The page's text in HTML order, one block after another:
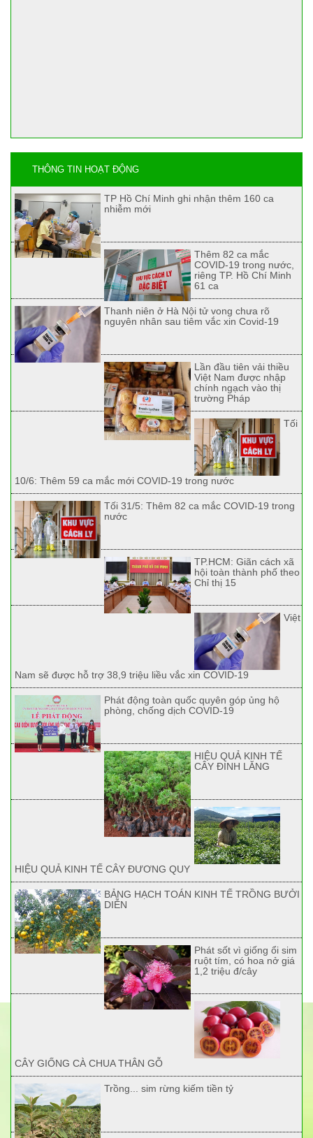
THÔNG TIN HOẠT ĐỘNG
TP Hồ Chí Minh ghi nhận thêm 160 ca
nhiễm mới
Thêm 82 ca mắc
COVID-19 trong nước,
riêng TP. Hồ Chí Minh
61 ca
Thanh niên ở Hà Nội tử vong chưa rõ
nguyên nhân sau tiêm vắc xin Covid-19
Lần đầu tiên vải thiều
Việt Nam được nhập
chính ngạch vào thị
trường Pháp
Tối
10/6: Thêm 59 ca mắc mới COVID-19 trong nước
Tối 31/5: Thêm 82 ca mắc COVID-19 trong
nước
TP.HCM: Giãn cách xã
hội toàn thành phố theo
Chỉ thị 15
Việt
Nam sẽ được hỗ trợ 38,9 triệu liều vắc xin COVID-19
Phát động toàn quốc quyên góp ủng hộ
phòng, chống dịch COVID-19
HIỆU QUẢ KINH TẾ
CÂY ĐINH LĂNG
HIỆU QUẢ KINH TẾ CÂY ĐƯƠNG QUY
BẢNG HẠCH TOÁN KINH TẾ TRỒNG BƯỞI
DIỄN
Phát sốt vì giống ổi sim
ruột tím, có hoa nở giá
1,2 triệu đ/cây
CÂY GIỐNG CÀ CHUA THÂN GỖ
Trồng... sim rừng kiếm tiền tỷ